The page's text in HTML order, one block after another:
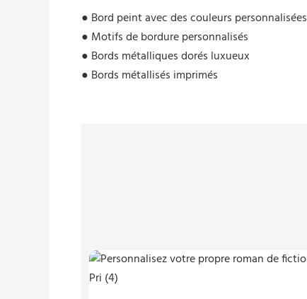
● Bord peint avec des couleurs personnalisées
● Motifs de bordure personnalisés
● Bords métalliques dorés luxueux
● Bords métallisés imprimés